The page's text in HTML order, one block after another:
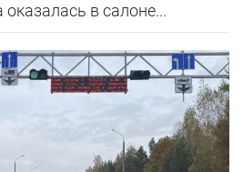
в салоне...